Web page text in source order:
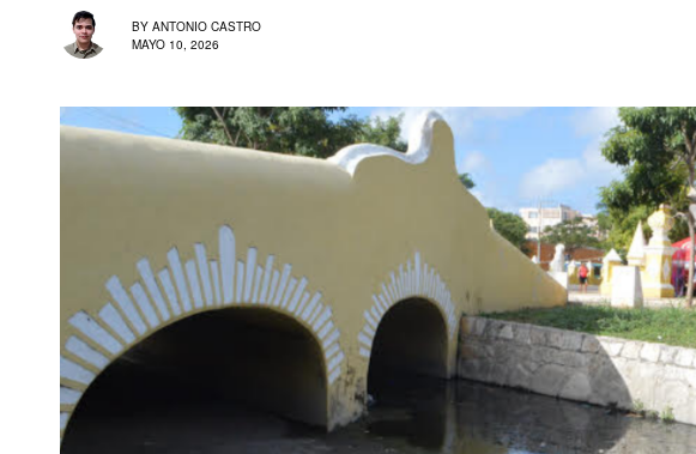
BY ANTONIO CASTRO
MAYO 10, 2026